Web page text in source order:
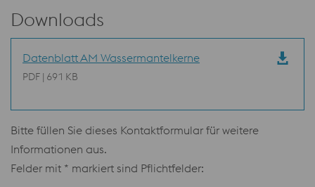
Downloads
Datenblatt AM Wassermantelkerne
PDF | 691 KB
Bitte füllen Sie dieses Kontaktformular für weitere
Informationen aus.
Felder mit * markiert sind Pflichtfelder: